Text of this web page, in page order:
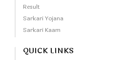
Result
Sarkari Yojana
Sarkari Kaam
QUICK LINKS